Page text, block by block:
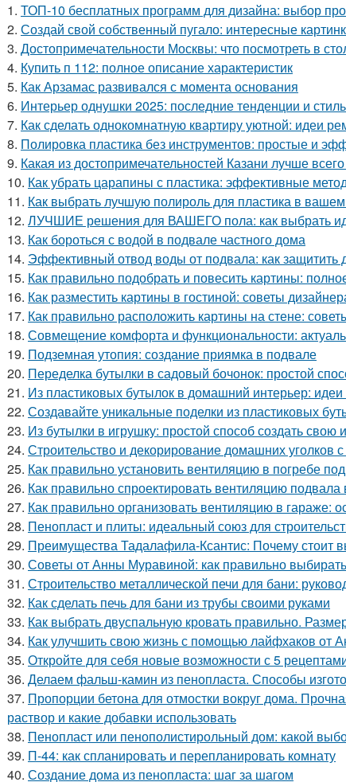
1. ТОП-10 бесплатных программ для дизайна: выбор
2. Создай свой собственный пугало: интересные
3. Достопримечательности Москвы: что посмотреть в
4. Купить п 112: полное описание характеристик
5. Как Арзамас развивался с момента основания
6. Интерьер однушки 2025: последние тенденции и
7. Как сделать однокомнатную квартиру уютной: идеи
8. Полировка пластика без инструментов: простые и
9. Какая из достопримечательностей Казани лучше
10. Как убрать царапины с пластика: эффективные
11. Как выбрать лучшую полироль для пластика в
12. ЛУЧШИЕ решения для ВАШЕГО пола: как выбрать
13. Как бороться с водой в подвале частного дома
14. Эффективный отвод воды от подвала: как защитить
15. Как правильно подобрать и повесить картины:
16. Как разместить картины в гостиной: советы
17. Как правильно расположить картины на стене:
18. Совмещение комфорта и функциональности:
19. Подземная утопия: создание приямка в подвале
20. Переделка бутылки в садовый бочонок: простой
21. Из пластиковых бутылок в домашний интерьер:
22. Создавайте уникальные поделки из пластиковых
23. Из бутылки в игрушку: простой способ создать свою
24. Строительство и декорирование домашних уголков
25. Как правильно установить вентиляцию в погребе
26. Как правильно спроектировать вентиляцию подвала
27. Как правильно организовать вентиляцию в гараже:
28. Пенопласт и плиты: идеальный союз для
29. Преимущества Тадалафила-Ксантис: Почему стоит
30. Советы от Анны Муравиной: как правильно
31. Строительство металлической печи для бани:
32. Как сделать печь для бани из трубы своими руками
33. Как выбрать двуспальную кровать правильно.
34. Как улучшить свою жизнь с помощью лайфхаков от
35. Откройте для себя новые возможности с 5
36. Делаем фальш-камин из пенопласта. Способы
37. Пропорции бетона для отмостки вокруг дома.
раствор и какие добавки использовать
38. Пенопласт или пенополистирольный дом: какой
39. П-44: как спланировать и перепланировать комнату
40. Создание дома из пенопласта: шаг за шагом